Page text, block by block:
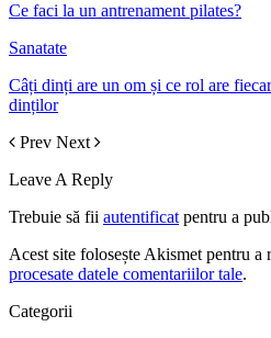
Ce faci la un antrenament pilates?
Sanatate
Câți dinți are un om și ce rol are
dinților
Prev Next
Leave A Reply
Trebuie să fii autentificat pentru a
Acest site folosește Akismet pentru a
procesate datele comentariilor tale.
Categorii